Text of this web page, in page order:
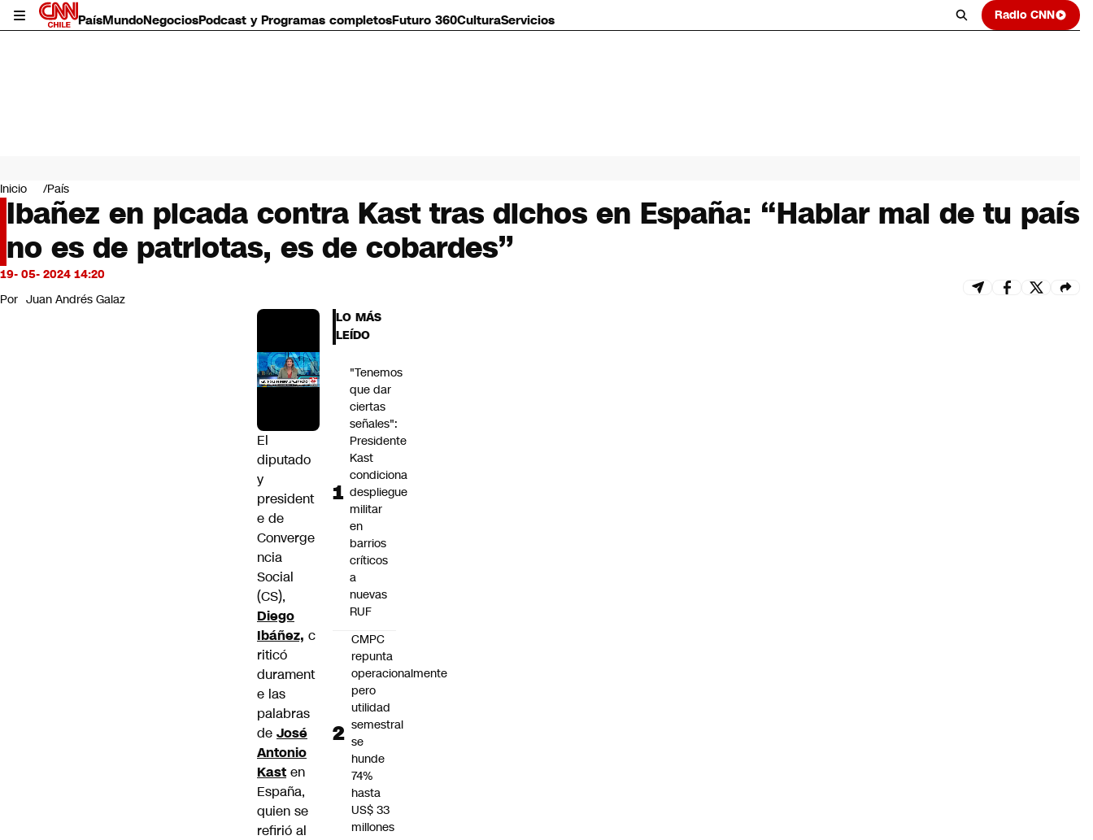
PaísMundoNegociosPodcast y Programas completosFuturo 360CulturaServicios Radio CNN
Mundo
Negocios
Deportes
Programas completos
Cultura
Servicios
Bits
CNN Data
Inicio País
Ibañez en picada contra Kast tras dichos en España: “Hablar mal de tu país
no es de patriotas, es de cobardes”
19- 05- 2024 14:20
Por Juan Andrés Galaz
El
diputado
y
president
e de
Converge
ncia
Social
(CS),
Diego
Ibáñez, c
riticó
durament
e las
palabras
de José
Antonio
Kast en
España,
quien se
refirió al
LO MÁS
LEÍDO
"Tenemos
que dar
ciertas
señales":
Presidente
Kast
condiciona
despliegue
militar
en
barrios
críticos
a
nuevas
RUF
CMPC
repunta
operacionalmente
pero
utilidad
semestral
se
hunde
74%
hasta
US$ 33
millones